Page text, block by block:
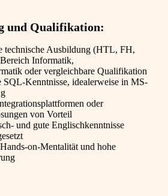
und Qualifikation:
technische Ausbildung (HTL, FH,
Informatik,
oder vergleichbare Qualifikation
SQL-Kenntnisse, idealerweise in MS-
oder
von Vorteil
und gute Englischkenntnisse
on-Mentalität und hohe